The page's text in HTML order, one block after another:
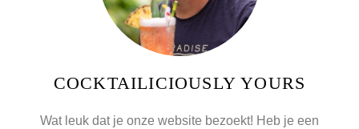
COCKTAILICIOUSLY YOURS
Wat leuk dat je onze website bezoekt! Heb je een